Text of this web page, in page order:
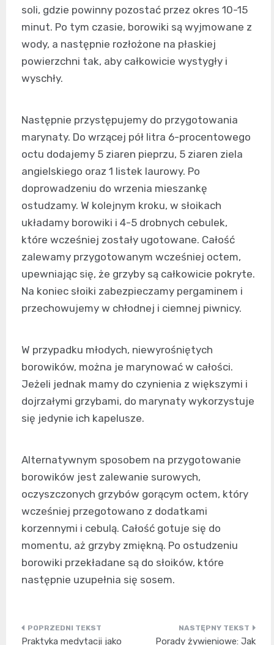
soli, gdzie powinny pozostać przez okres 10-15
minut. Po tym czasie, borowiki są wyjmowane z
wody, a następnie rozłożone na płaskiej
powierzchni tak, aby całkowicie wystygły i
wyschły.
Następnie przystępujemy do przygotowania
marynaty. Do wrzącej pół litra 6-procentowego
octu dodajemy 5 ziaren pieprzu, 5 ziaren ziela
angielskiego oraz 1 listek laurowy. Po
doprowadzeniu do wrzenia mieszankę
ostudzamy. W kolejnym kroku, w słoikach
układamy borowiki i 4-5 drobnych cebulek,
które wcześniej zostały ugotowane. Całość
zalewamy przygotowanym wcześniej octem,
upewniając się, że grzyby są całkowicie pokryte.
Na koniec słoiki zabezpieczamy pergaminem i
przechowujemy w chłodnej i ciemnej piwnicy.
W przypadku młodych, niewyrośniętych
borowików, można je marynować w całości.
Jeżeli jednak mamy do czynienia z większymi i
dojrzałymi grzybami, do marynaty wykorzystuje
się jedynie ich kapelusze.
Alternatywnym sposobem na przygotowanie
borowików jest zalewanie surowych,
oczyszczonych grzybów gorącym octem, który
wcześniej przegotowano z dodatkami
korzennymi i cebulą. Całość gotuje się do
momentu, aż grzyby zmiękną. Po ostudzeniu
borowiki przekładane są do słoików, które
następnie uzupełnia się sosem.
Nawigacja
Praktyka medytacji jako
Porady żywieniowe: Jak